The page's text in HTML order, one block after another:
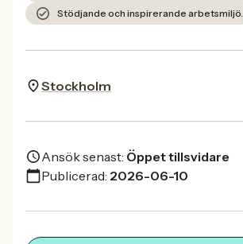
Stödjande och inspirerande arbetsmiljö.
Stockholm
Ansök senast: Öppet tillsvidare
Publicerad: 2026-06-10